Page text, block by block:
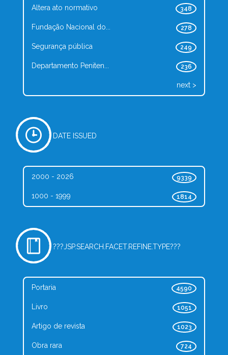
348
Altera ato normativo
278
Fundação Nacional do...
249
Segurança pública
236
Departamento Peniten...
next >
DATE ISSUED
9339
2000 - 2026
1814
1000 - 1999
???JSP.SEARCH.FACET.REFINE.TYPE???
4590
Portaria
1051
Livro
1023
Artigo de revista
724
Obra rara